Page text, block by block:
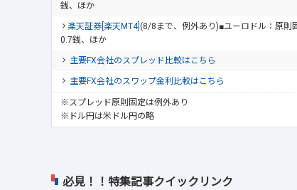
銭、ほか
楽天証券[楽天MT4] (8/8まで、例外あり)■ユーロドル：原則
0.7銭、ほか
主要FX会社のスプレッド比較はこちら
主要FX会社のスワップ金利比較はこちら
※スプレッド原則固定は例外あり
※ドル円は米ドル円の略
必見！！特集記事クイックリンク